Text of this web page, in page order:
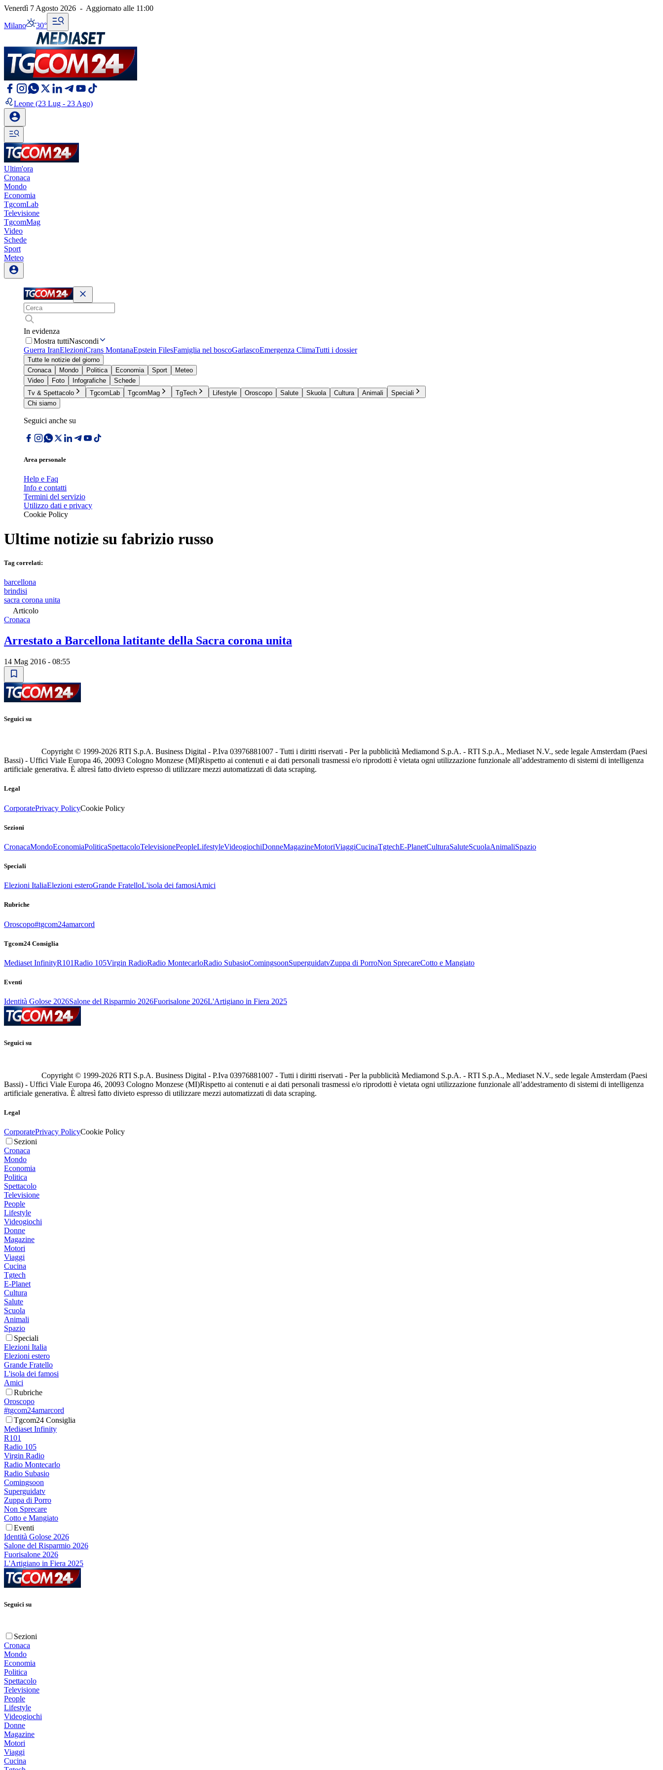
Venerdì 7 Agosto 2026 - Aggiornato alle 11:00
Milano 30°
Leone (23 Lug - 23 Ago)
Ultim'ora
Cronaca
Mondo
Economia
TgcomLab
Televisione
TgcomMag
Video
Schede
Sport
Meteo
In evidenza
Mostra tuttiNascondi
Guerra IranElezioniCrans MontanaEpstein FilesFamiglia nel boscoGarlascoEmergenza ClimaTutti i dossier
Tutte le notizie del giorno
Cronaca
Mondo Politica Economia Sport
Meteo
Video
Foto Infografiche
Schede
Tv & Spettacolo
TgcomLab TgcomMag TgTech Lifestyle Oroscopo Salute Skuola Cultura Animali
Speciali
Chi siamo
Seguici anche su
Area personale
Help e Faq
Info e contatti
Termini del servizio
Utilizzo dati e privacy
Cookie Policy
Ultime notizie su fabrizio russo
Tag correlati:
barcellona
brindisi
sacra corona unita
Articolo
Cronaca
Arrestato a Barcellona latitante della Sacra corona unita
14 Mag 2016 - 08:55
Seguici su
Copyright © 1999-2026 RTI S.p.A. Business Digital - P.Iva 03976881007 - Tutti i diritti riservati - Per la pubblicità Mediamond S.p.A. - RTI S.p.A., Mediaset N.V., sede legale Amsterdam (Paesi
Bassi) - Uffici Viale Europa 46, 20093 Cologno Monzese (MI)Rispetto ai contenuti e ai dati personali trasmessi e/o riprodotti è vietata ogni utilizzazione funzionale all’addestramento di sistemi di intelligenza
artificiale generativa. È altresì fatto divieto espresso di utilizzare mezzi automatizzati di data scraping.
Legal
CorporatePrivacy PolicyCookie Policy
Sezioni
CronacaMondoEconomiaPoliticaSpettacoloTelevisionePeopleLifestyleVideogiochiDonneMagazineMotoriViaggiCucinaTgtechE-PlanetCulturaSaluteScuolaAnimaliSpazio
Speciali
Elezioni ItaliaElezioni esteroGrande FratelloL'isola dei famosiAmici
Rubriche
Oroscopo#tgcom24amarcord
Tgcom24 Consiglia
Mediaset InfinityR101Radio 105Virgin RadioRadio MontecarloRadio SubasioComingsoonSuperguidatvZuppa di PorroNon SprecareCotto e Mangiato
Eventi
Identità Golose 2026Salone del Risparmio 2026Fuorisalone 2026L'Artigiano in Fiera 2025
Seguici su
Copyright © 1999-2026 RTI S.p.A. Business Digital - P.Iva 03976881007 - Tutti i diritti riservati - Per la pubblicità Mediamond S.p.A. - RTI S.p.A., Mediaset N.V., sede legale Amsterdam (Paesi
Bassi) - Uffici Viale Europa 46, 20093 Cologno Monzese (MI)Rispetto ai contenuti e ai dati personali trasmessi e/o riprodotti è vietata ogni utilizzazione funzionale all’addestramento di sistemi di intelligenza
artificiale generativa. È altresì fatto divieto espresso di utilizzare mezzi automatizzati di data scraping.
Legal
CorporatePrivacy PolicyCookie Policy
Sezioni
Cronaca
Mondo
Economia
Politica
Spettacolo
Televisione
People
Lifestyle
Videogiochi
Donne
Magazine
Motori
Viaggi
Cucina
Tgtech
E-Planet
Cultura
Salute
Scuola
Animali
Spazio
Speciali
Elezioni Italia
Elezioni estero
Grande Fratello
L'isola dei famosi
Amici
Rubriche
Oroscopo
#tgcom24amarcord
Tgcom24 Consiglia
Mediaset Infinity
R101
Radio 105
Virgin Radio
Radio Montecarlo
Radio Subasio
Comingsoon
Superguidatv
Zuppa di Porro
Non Sprecare
Cotto e Mangiato
Eventi
Identità Golose 2026
Salone del Risparmio 2026
Fuorisalone 2026
L'Artigiano in Fiera 2025
Seguici su
Sezioni
Cronaca
Mondo
Economia
Politica
Spettacolo
Televisione
People
Lifestyle
Videogiochi
Donne
Magazine
Motori
Viaggi
Cucina